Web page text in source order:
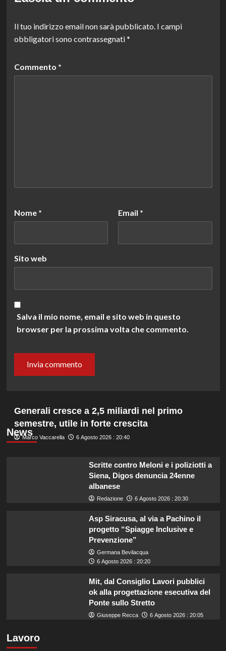
Il tuo indirizzo email non sarà pubblicato. I campi
obbligatori sono contrassegnati*
Commento *
Nome * Email *
Sito web
Salva il mio nome, email e sito web in questo
browser per la prossima volta che commento.
News
Generali cresce a 2,5 miliardi nel primo
semestre, utile in forte crescita
Marco Vaccarella 6 Agosto 2026 : 20:40
Scritte contro Meloni e i poliziotti a
Siena, Digos denuncia 24enne
albanese
Redazione 6 Agosto 2026 : 20:30
Asp Siracusa, al via a Pachino il
progetto “Spiagge Inclusive e
Prevenzione”
Germana Bevilacqua
6 Agosto 2026 : 20:20
Mit, dal Consiglio Lavori pubblici
ok alla progettazione esecutiva del
Ponte sullo Stretto
Giuseppe Recca 6 Agosto 2026 : 20:05
Lavoro